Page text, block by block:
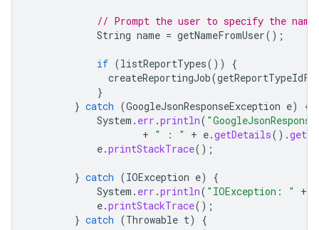
// Prompt the user to specify the
String name = getNameFromUser();
if (listReportTypes())
{
createReportingJob(
}
} catch (GoogleJsonResponseException e)
{
System . err .println(
+ " : " + e.getDetails().
e.printStackTrace();
} catch (IOException e)
{
System . err .println( "IOException: " +
e.printStackTrace();
} catch (Throwable t)
{